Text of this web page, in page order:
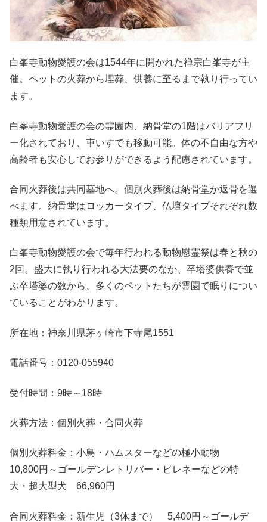
白峯寺動物愛護の会は1544年に開かれた禅宗白峯寺が主
催。ペットの火葬から埋葬、供養に至るまで執り行ってい
ます。
白峯寺動物愛護の会の霊園内、納骨堂の1階はバリアフリ
ー化されており、車いすでも移動可能。体の不自由な方や
高齢者も安心してお参りができるよう配慮されています。
合同火葬後は共同墓地へ。個別火葬後は納骨堂か返骨を選
べます。納骨堂はロッカータイプ、仏壇タイプそれぞれ数
種類用意されています。
白峯寺動物愛護の会で毎年行われる動物慰霊祭は春と秋の
2回。盛大に執り行われる大法要のなか、卒塔婆供養で並
ぶ卒塔婆の数から、多くのペットたちが霊園で眠りについ
ていることがわかります。
所在地：神奈川県茅ヶ崎市下寺尾1551
電話番号：0120-055940
受付時間：9時～18時
火葬方法：個別火葬・合同火葬
個別火葬料金：小鳥・ハムスターなどの極小動物
10,800円～ゴールデンレトリバー・ピレネーなどの特
大・超大型犬 66,960円
合同火葬料金：新生児（3体まで） 5,400円～ゴールデ